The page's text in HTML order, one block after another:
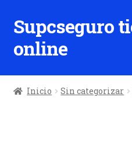
Ir
a
la
Ir
al
contenido
Supcseguro
online
Inicio Sin categorizar